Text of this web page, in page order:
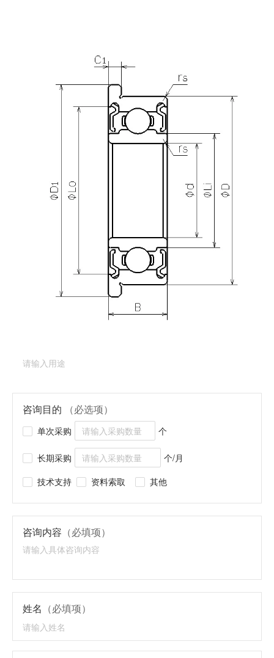
DDLF-1170ZZ的详细信息？
请填写表格，与美蓓亚三美的产品专家取得联系。
深沟球轴承（法兰型）
咨询目的 （必选项）
单次采购 个
长期采购
个/月
技术支持
资料索取 其他
咨询内容 （必填项）
姓名 （必填项）